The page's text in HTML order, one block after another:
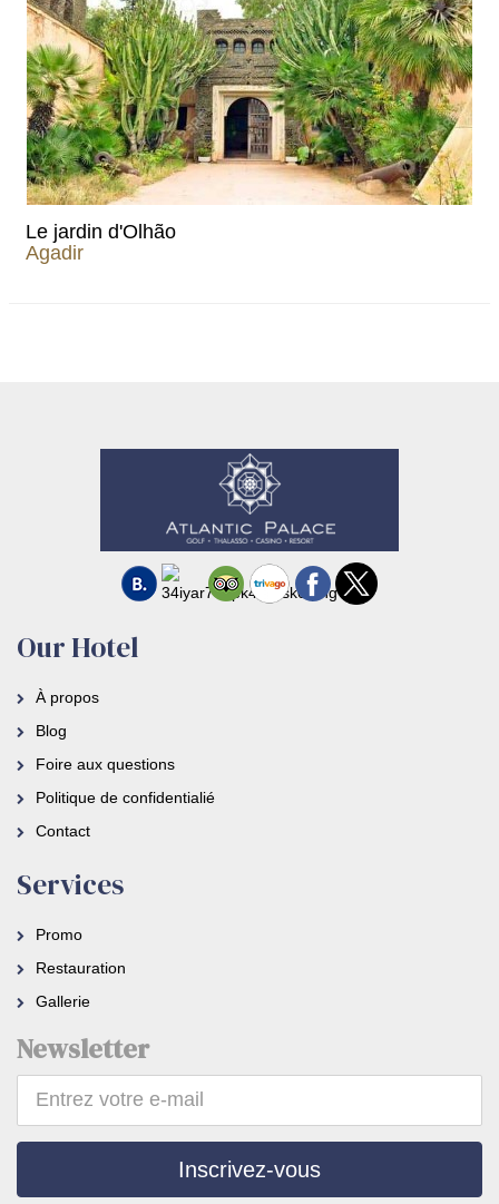
Le jardin d'Olhão
Agadir
Our Hotel
À propos
Blog
Foire aux questions
Politique de confidentialié
Contact
Services
Promo
Restauration
Gallerie
Newsletter
Inscrivez-vous